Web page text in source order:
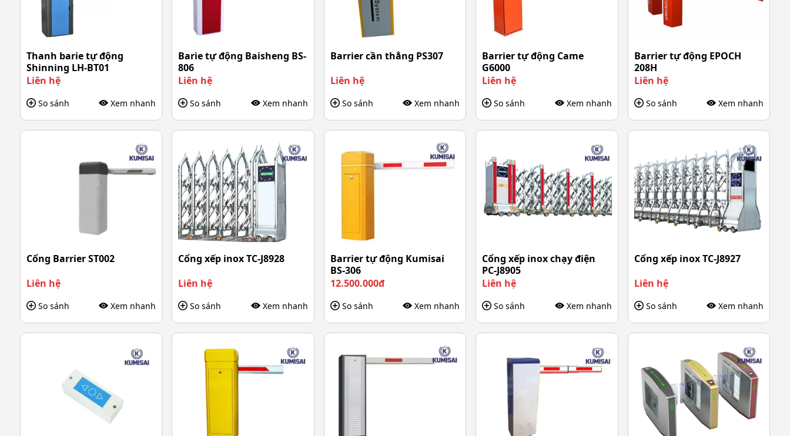
Thanh barie tự động
Shinning LH-BT01
Liên hệ
So sánh Xem nhanh
Barie tự động Baisheng BS-
806
Liên hệ
So sánh Xem nhanh
Barrier cần thẳng PS307
Liên hệ
So sánh Xem nhanh
Barrier tự động Came
G6000
Liên hệ
So sánh Xem nhanh
Barrier tự động EPOCH
208H
Liên hệ
So sánh Xem nhanh
Cổng Barrier ST002
Liên hệ
So sánh Xem nhanh
Cổng xếp inox TC-J8928
Liên hệ
So sánh Xem nhanh
Barrier tự động Kumisai
BS-306
12.500.000đ
So sánh Xem nhanh
Cổng xếp inox chạy điện
PC-J8905
Liên hệ
So sánh Xem nhanh
Cổng xếp inox TC-J8927
Liên hệ
So sánh Xem nhanh